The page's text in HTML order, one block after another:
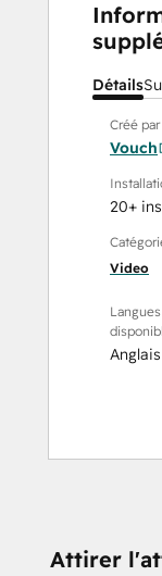
Détails
Créé par
Vouch
20+
Video
Anglais
Attirer